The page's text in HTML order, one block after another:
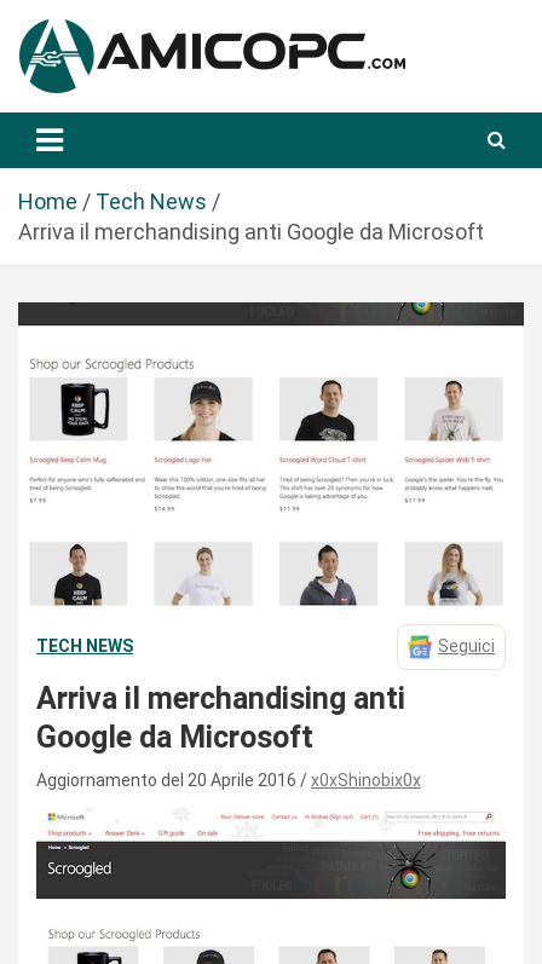
a
Amicopc.com
Home
Tech News
Arriva il merchandising anti Google da Microsoft
TECH NEWS Seguici
Arriva il merchandising anti
Google da Microsoft
Aggiornamento del 20 Aprile 2016 x0xShinobix0x